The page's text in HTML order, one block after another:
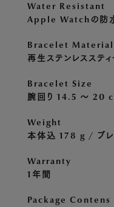
Water Resistant
Apple Watchの防
Bracelet Material
再生ステンレススティ
Bracelet Size
腕回り 14.5 〜 20
Weight
本体込 178 g / ブレ
Warranty
1年間
Package Contens